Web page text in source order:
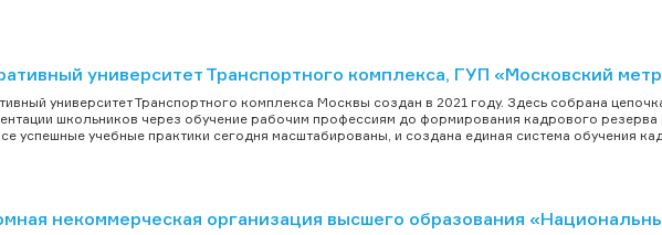
университет Транспортного комплекса, ГУП «Московский
университет Транспортного комплекса Москвы создан в 2021 году. Здесь собрана
школьников через обучение рабочим профессиям до формирования кадрового
успешные учебные практики сегодня масштабированы, и создана единая система обучения
некоммерческая организация высшего образования